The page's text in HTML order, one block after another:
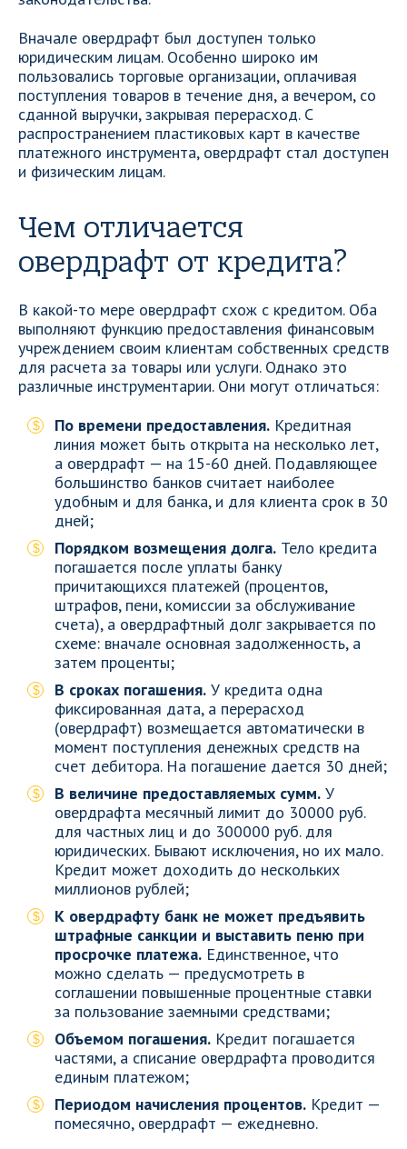
Вначале овердрафт был доступен только
юридическим лицам. Особенно широко им
пользовались торговые организации, оплачивая
поступления товаров в течение дня, а вечером, со
сданной выручки, закрывая перерасход. С
распространением пластиковых карт в качестве
платежного инструмента, овердрафт стал доступен
и физическим лицам.
Чем отличается
овердрафт от кредита?
В какой-то мере овердрафт схож с кредитом. Оба
выполняют функцию предоставления финансовым
учреждением своим клиентам собственных средств
для расчета за товары или услуги. Однако это
различные инструментарии. Они могут отличаться:
По времени предоставления. Кредитная
линия может быть открыта на несколько лет,
а овердрафт — на 15-60 дней. Подавляющее
большинство банков считает наиболее
удобным и для банка, и для клиента срок в 30
дней;
Порядком возмещения долга. Тело кредита
погашается после уплаты банку
причитающихся платежей (процентов,
штрафов, пени, комиссии за обслуживание
счета), а овердрафтный долг закрывается по
схеме: вначале основная задолженность, а
затем проценты;
В сроках погашения. У кредита одна
фиксированная дата, а перерасход
(овердрафт) возмещается автоматически в
момент поступления денежных средств на
счет дебитора. На погашение дается 30 дней;
В величине предоставляемых сумм. У
овердрафта месячный лимит до 30000 руб.
для частных лиц и до 300000 руб. для
юридических. Бывают исключения, но их мало.
Кредит может доходить до нескольких
миллионов рублей;
К овердрафту банк не может предъявить
штрафные санкции и выставить пеню при
просрочке платежа. Единственное, что
можно сделать — предусмотреть в
соглашении повышенные процентные ставки
за пользование заемными средствами;
Объемом погашения. Кредит погашается
частями, а списание овердрафта проводится
единым платежом;
Периодом начисления процентов. Кредит —
помесячно, овердрафт — ежедневно.